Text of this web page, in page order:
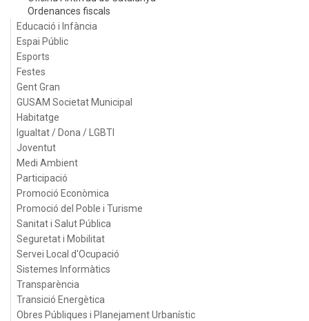
Ordenances fiscals
Educació i Infància
Espai Públic
Esports
Festes
Gent Gran
GUSAM Societat Municipal
Habitatge
Igualtat / Dona / LGBTI
Joventut
Medi Ambient
Participació
Promoció Econòmica
Promoció del Poble i Turisme
Sanitat i Salut Pública
Seguretat i Mobilitat
Servei Local d'Ocupació
Sistemes Informàtics
Transparència
Transició Energètica
Obres Públiques i Planejament Urbanístic